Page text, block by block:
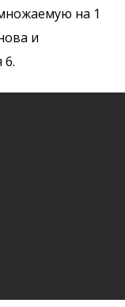
на 1
и
6.